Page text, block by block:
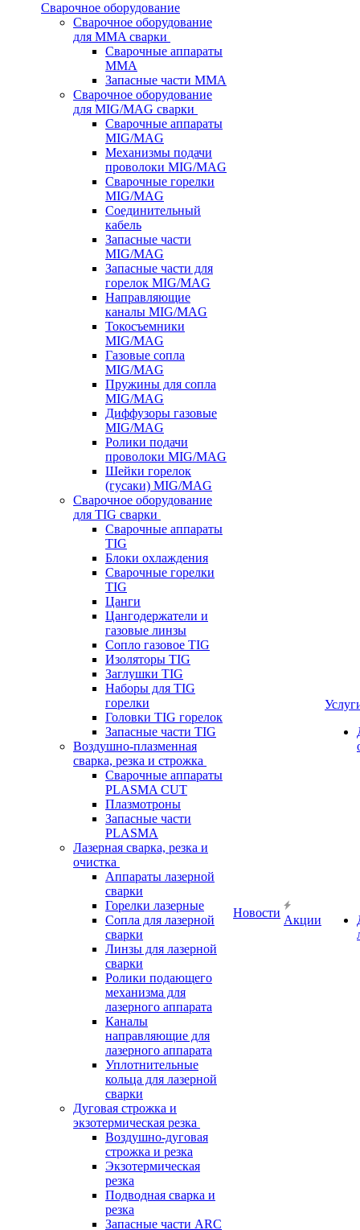
Сварочное оборудование
Сварочное оборудование
для MMA сварки
Сварочные аппараты
MMA
Запасные части MMA
Сварочное оборудование
для MIG/MAG сварки
Сварочные аппараты
MIG/MAG
Механизмы подачи
проволоки MIG/MAG
Сварочные горелки
MIG/MAG
Соединительный
кабель
Запасные части
MIG/MAG
Запасные части для
горелок MIG/MAG
Направляющие
каналы MIG/MAG
Токосъемники
MIG/MAG
Газовые сопла
MIG/MAG
Пружины для сопла
MIG/MAG
Диффузоры газовые
MIG/MAG
Ролики подачи
проволоки MIG/MAG
Шейки горелок
(гусаки) MIG/MAG
Сварочное оборудование
для TIG сварки
Сварочные аппараты
TIG
Блоки охлаждения
Сварочные горелки
TIG
Цанги
Цангодержатели и
газовые линзы
Сопло газовое TIG
Изоляторы TIG
Заглушки TIG
Наборы для TIG
горелки
Головки TIG горелок
Запасные части TIG
Воздушно-плазменная
сварка, резка и строжка
Сварочные аппараты
PLASMA CUT
Плазмотроны
Запасные части
PLASMA
Лазерная сварка, резка и
очистка
Аппараты лазерной
сварки
Горелки лазерные
Сопла для лазерной
сварки
Линзы для лазерной
сварки
Ролики подающего
механизма для
лазерного аппарата
Каналы
направляющие для
лазерного аппарата
Уплотнительные
кольца для лазерной
сварки
Дуговая строжка и
экзотермическая резка
Воздушно-дуговая
строжка и резка
Экзотермическая
резка
Подводная сварка и
резка
Запасные части ARC
Новости
Акции